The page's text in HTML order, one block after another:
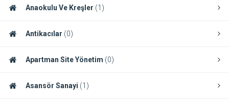
Anaokulu Ve Kreşler (1)
Antikacılar (0)
Apartman Site Yönetim (0)
Asansör Sanayi (1)